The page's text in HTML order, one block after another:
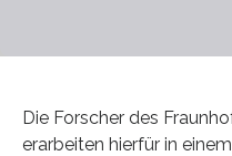
Die Forscher des
erarbeiten hierfür in